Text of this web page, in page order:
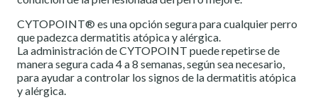
CYTOPOINT® es una opción segura para cualquier perro
que padezca dermatitis atópica y alérgica.
La administración de CYTOPOINT puede repetirse de
manera segura cada 4 a 8 semanas, según sea necesario,
para ayudar a controlar los signos de la dermatitis atópica
y alérgica.